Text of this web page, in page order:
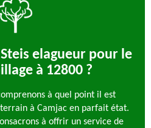
elagueur pour le
à 12800 ?
à quel point il est
à Camjac en parfait état.
à offrir un service de